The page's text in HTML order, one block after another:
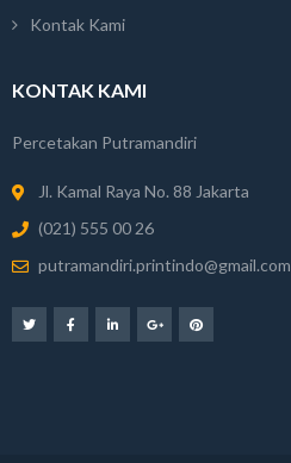
Kontak Kami
KONTAK KAMI
Percetakan Putramandiri
Jl. Kamal Raya No. 88 Jakarta
(021) 555 00 26
putramandiri.printindo@gmail.com